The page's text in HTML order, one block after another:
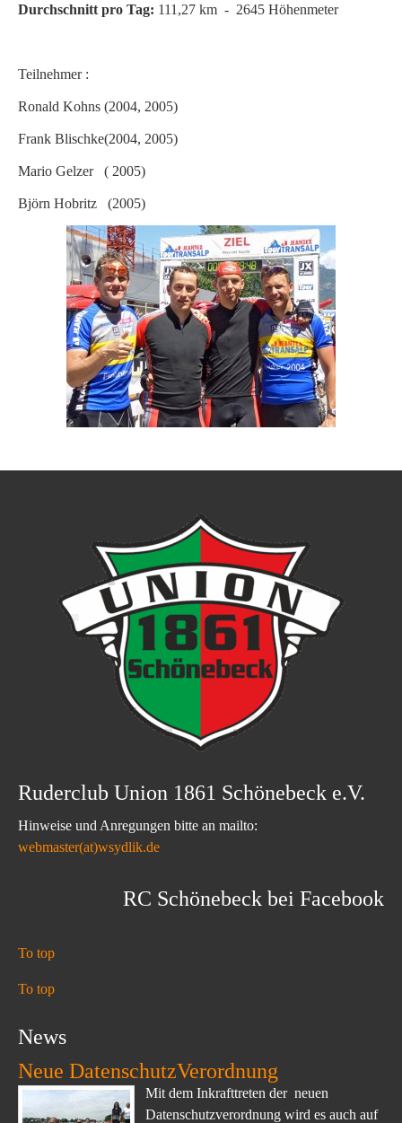
Durchschnitt pro Tag: 111,27 km - 2645 Höhenmeter
Teilnehmer :
Ronald Kohns (2004, 2005)
Frank Blischke(2004, 2005)
Mario Gelzer ( 2005)
Björn Hobritz (2005)
Ruderclub Union 1861 Schönebeck e.V.
Hinweise und Anregungen bitte an mailto:
webmaster(at)wsydlik.de
RC Schönebeck bei Facebook
To top
To top
News
Neue DatenschutzVerordnung
Mit dem Inkrafttreten der neuen
Datenschutzverordnung wird es auch auf